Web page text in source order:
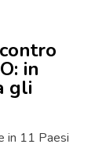
in
gli
in 11 Paesi